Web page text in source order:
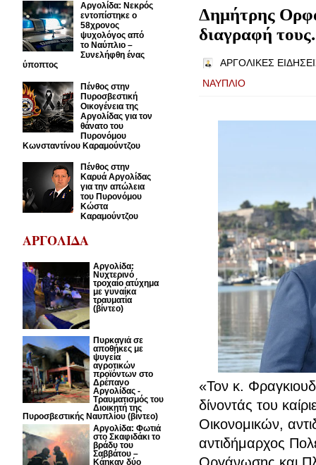
Δημήτρης
διαγραφή
ΑΡΓΟΛΙΚΕΣ
ΝΑΥΠΛΙΟ
«Τον κ.
δίνοντάς του
Οικονομικών,
αντιδήμαρχος
Αργολίδα: Νεκρός
εντοπίστηκε ο
58χρονος
ψυχολόγος από
το Ναύπλιο –
Συνελήφθη ένας
ύποπτος
Πένθος στην
Πυροσβεστική
Οικογένεια της
Αργολίδας για τον
θάνατο του
Πυρονόμου
Κωνσταντίνου Καραμούντζου
Πένθος στην
Καρυά Αργολίδας
για την απώλεια
του Πυρονόμου
Κώστα
Καραμούντζου
ΑΡΓΟΛΙΔΑ
Αργολίδα:
Νυχτερινό
τροχαίο ατύχημα
με γυναίκα
τραυματία
(βίντεο)
Πυρκαγιά σε
αποθήκες με
ψυγεία
αγροτικών
προϊόντων στο
Δρέπανο
Αργολίδας -
Τραυματισμός του
Διοικητή της
Πυροσβεστικής Ναυπλίου (βίντεο)
Αργολίδα: Φωτιά
στο Σκαφιδάκι το
βράδυ του
Σαββάτου –
Κάηκαν δύο